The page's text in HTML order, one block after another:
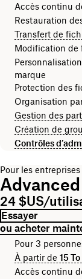
Accès continu
Restauration
Transfert de
Modification de
marque
Protection des
Organisation
Gestion des
Création de
Contrôles
Pour les entreprises
Advanced
24 $US/
Essayer
ou acheter
Pour 3
À partir de 15 To
Accès continu